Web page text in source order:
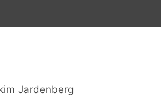
Jardenberg